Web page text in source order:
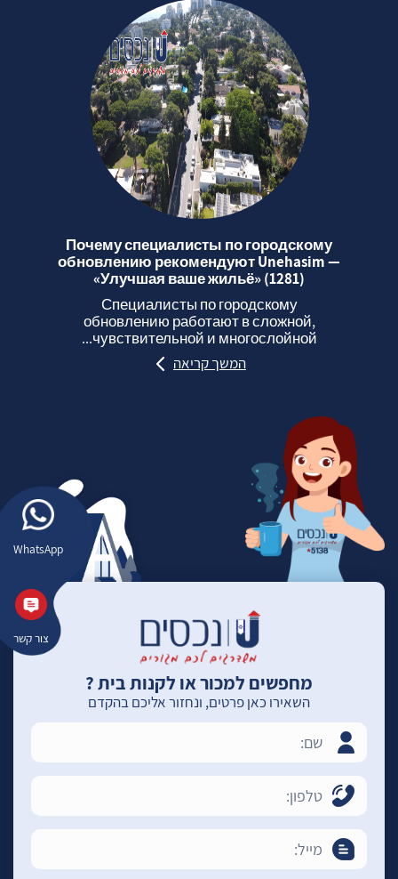
WhatsApp
צור קשר
Почему специалисты по городскому
обновлению рекомендуют Unehasim —
«Улучшая ваше жильё» (1281)
Специалисты по городскому
обновлению работают в сложной,
чувствительной и многослойной...
המשך קריאה
מחפשים למכור או לקנות בית ?
השאירו כאן פרטים, ונחזור אליכם בהקדם